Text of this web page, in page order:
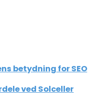
betydning for SEO
ved Solceller